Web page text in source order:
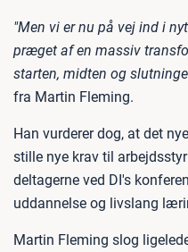
"Men vi er nu på vej ind i
præget af en massiv
starten, midten og
fra Martin Fleming.
Han vurderer dog, at det
stille nye krav til
deltagerne ved DI's
uddannelse og livslang
Martin Fleming slog